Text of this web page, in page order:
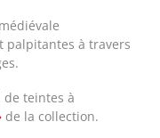
palpitantes à travers
de teintes à
de la collection.